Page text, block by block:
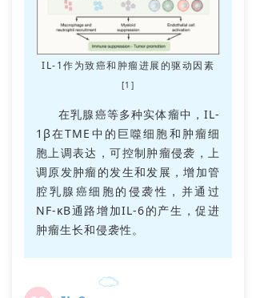
IL-1作为致癌和肿瘤进展的驱动因素
[1]
在乳腺癌等多种实体瘤中，IL-
1β在TME中的巨噬细胞和肿瘤细
胞上调表达，可控制肿瘤侵袭，上
调原发肿瘤的发生和发展，增加管
腔乳腺癌细胞的侵袭性，并通过
NF-κB通路增加IL-6的产生，促进
肿瘤生长和侵袭性。